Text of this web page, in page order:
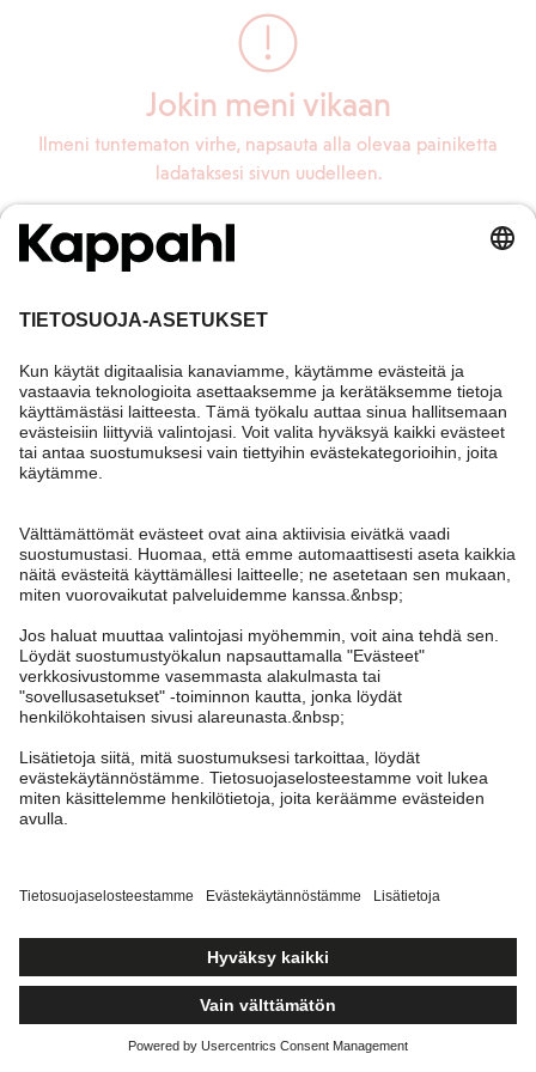
Jokin meni vikaan
Ilmeni tuntematon virhe, napsauta alla olevaa painiketta
ladataksesi sivun uudelleen.
Lataa sivu uudelleen